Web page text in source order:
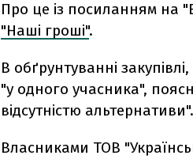
Про це із посиланням на
"Наші гроші".
В обґрунтуванні
"у одного учасника",
відсутністю альтернативи".
Власниками ТОВ